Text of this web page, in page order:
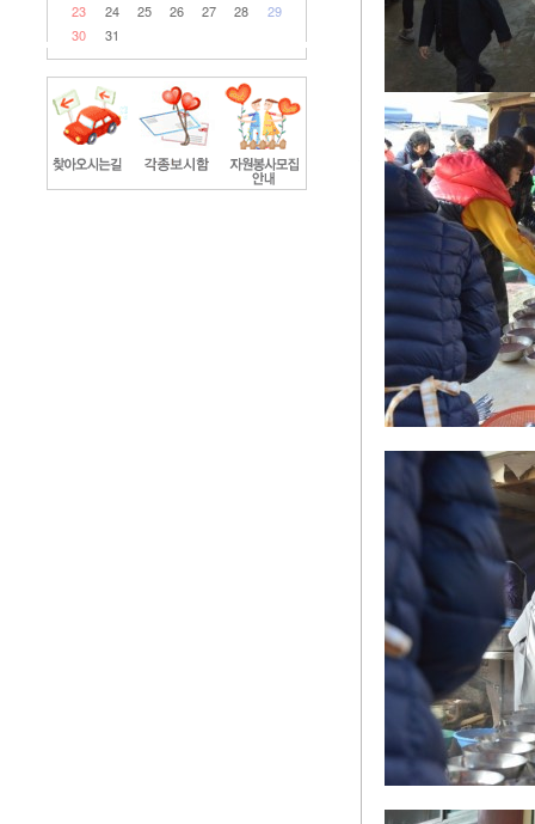
23
24 25 26 27 28
29
30
31